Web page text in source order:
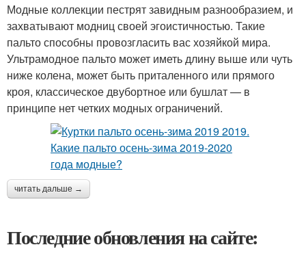
Модные коллекции пестрят завидным разнообразием, и
захватывают модниц своей эгоистичностью. Такие
пальто способны провозгласить вас хозяйкой мира.
Ультрамодное пальто может иметь длину выше или чуть
ниже колена, может быть приталенного или прямого
кроя, классическое двубортное или бушлат — в
принципе нет четких модных ограничений.
читать дальше →
Последние обновления на сайте: